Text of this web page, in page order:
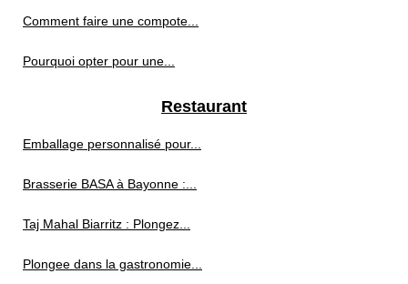
Comment faire une compote...
Pourquoi opter pour une...
Restaurant
Emballage personnalisé pour...
Brasserie BASA à Bayonne :...
Taj Mahal Biarritz : Plongez...
Plongee dans la gastronomie...